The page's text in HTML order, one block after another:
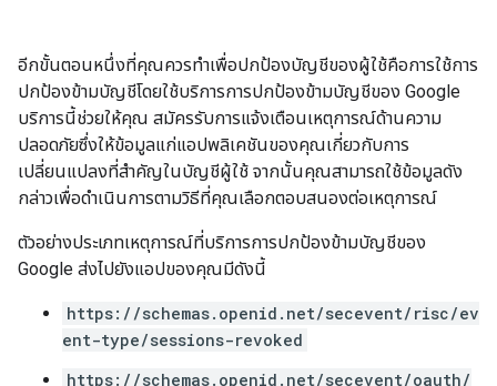
อีกขั้นตอนหนึ่งที่คุณควรทำเพื่อปกป้องบัญชีของผู้ใช้คือการใช้การ
ปกป้องข้ามบัญชีโดยใช้บริการการปกป้องข้ามบัญชีของ Google
บริการนี้ช่วยให้คุณ สมัครรับการแจ้งเตือนเหตุการณ์ด้านความ
ปลอดภัยซึ่งให้ข้อมูลแก่แอปพลิเคชันของคุณเกี่ยวกับการ
เปลี่ยนแปลงที่สำคัญในบัญชีผู้ใช้ จากนั้นคุณสามารถใช้ข้อมูลดัง
กล่าวเพื่อดำเนินการตามวิธีที่คุณเลือกตอบสนองต่อเหตุการณ์
ตัวอย่างประเภทเหตุการณ์ที่บริการการปกป้องข้ามบัญชีของ
Google ส่งไปยังแอปของคุณมีดังนี้
https://schemas.openid.net/secevent/risc/ev
ent-type/sessions-revoked
https://schemas.openid.net/secevent/oauth/